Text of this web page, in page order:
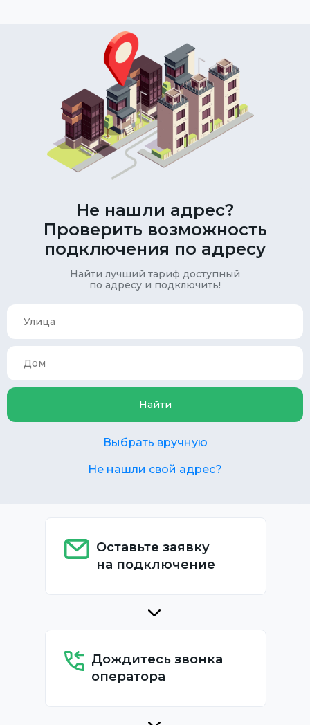
Не нашли адрес?
Проверить возможность
подключения по адресу
Найти лучший тариф доступный
по адресу и подключить!
Найти
Выбрать вручную
Не нашли свой адрес?
Оставьте заявку
на подключение
Дождитесь звонка
оператора